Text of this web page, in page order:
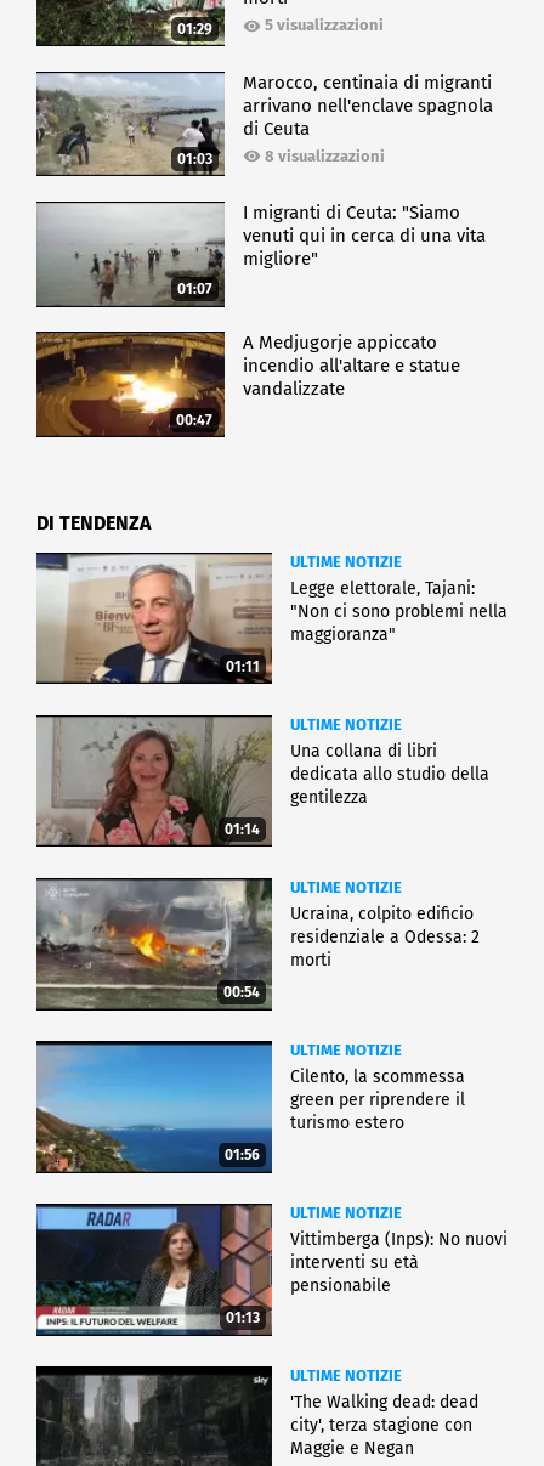
01:29 5 visualizzazioni
01:03
Marocco, centinaia di migranti
arrivano nell'enclave spagnola
di Ceuta
8 visualizzazioni
01:07
I migranti di Ceuta: "Siamo
venuti qui in cerca di una vita
migliore"
00:47
A Medjugorje appiccato
incendio all'altare e statue
vandalizzate
DI TENDENZA
01:11
ULTIME NOTIZIE
Legge elettorale, Tajani:
"Non ci sono problemi nella
maggioranza"
01:14
ULTIME NOTIZIE
Una collana di libri
dedicata allo studio della
gentilezza
00:54
ULTIME NOTIZIE
Ucraina, colpito edificio
residenziale a Odessa: 2
morti
01:56
ULTIME NOTIZIE
Cilento, la scommessa
green per riprendere il
turismo estero
01:13
ULTIME NOTIZIE
Vittimberga (Inps): No nuovi
interventi su età
pensionabile
ULTIME NOTIZIE
'The Walking dead: dead
city', terza stagione con
Maggie e Negan